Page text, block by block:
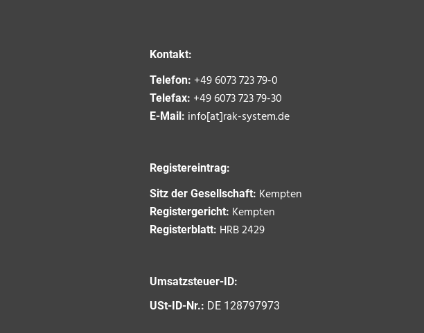
Kontakt:
Telefon: +49 6073 723 79-0
Telefax: +49 6073 723 79-30
E-Mail: info[at]rak-system.de
Registereintrag:
Sitz der Gesellschaft: Kempten
Registergericht: Kempten
Registerblatt: HRB 2429
Umsatzsteuer-ID:
USt-ID-Nr.: DE 128797973